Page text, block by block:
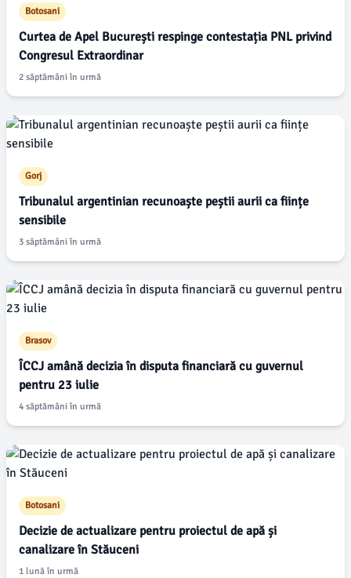
Botosani
Curtea de Apel București respinge contestația PNL privind
Congresul Extraordinar
2 săptămâni în urmă
Gorj
Tribunalul argentinian recunoaște peștii aurii ca ființe
sensibile
3 săptămâni în urmă
Brasov
ÎCCJ amână decizia în disputa financiară cu guvernul
pentru 23 iulie
4 săptămâni în urmă
Botosani
Decizie de actualizare pentru proiectul de apă și
canalizare în Stăuceni
1 lună în urmă